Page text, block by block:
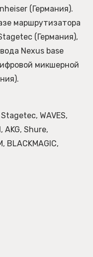
(Германия).
маршрутизатора
(Германия),
Nexus base
микшерной
WAVES,
AKG, Shure,
BLACKMAGIC,